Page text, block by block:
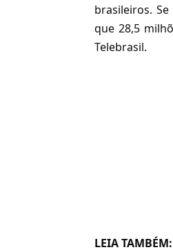
brasileiros.
que 28,5
Telebrasil.
LEIA TAMBÉM: